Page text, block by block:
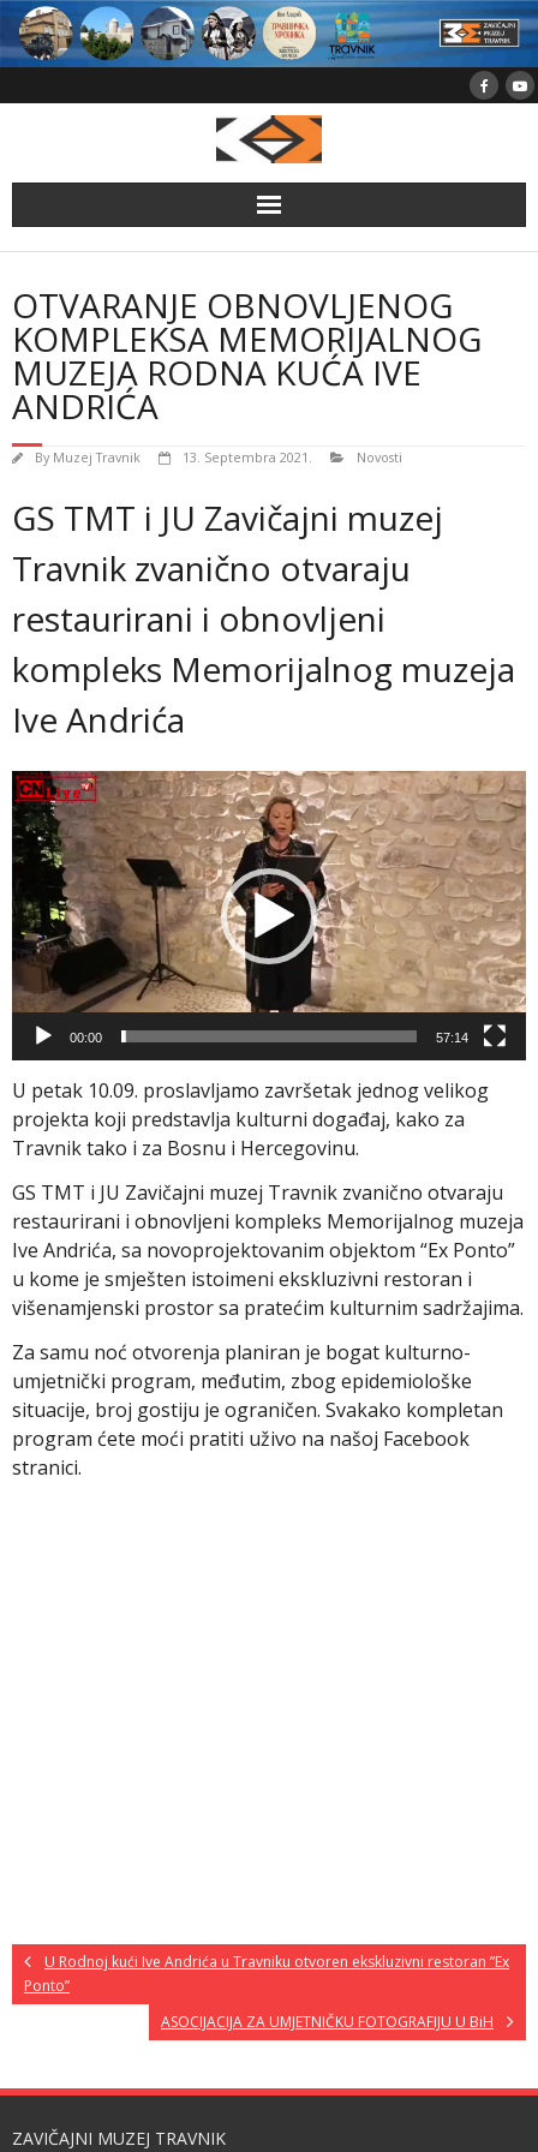
Skip
content
OTVARANJE OBNOVLJENOG
KOMPLEKSA MEMORIJALNOG
MUZEJA RODNA KUĆA IVE
ANDRIĆA
By Muzej Travnik 13. Septembra 2021. Novosti
GS TMT i JU Zavičajni muzej
Travnik zvanično otvaraju
restaurirani i obnovljeni
kompleks Memorijalnog muzeja
Ive Andrića
Video
Player
00:00 57:14
U petak 10.09. proslavljamo završetak jednog velikog
projekta koji predstavlja kulturni događaj, kako za
Travnik tako i za Bosnu i Hercegovinu.
GS TMT i JU Zavičajni muzej Travnik zvanično otvaraju
restaurirani i obnovljeni kompleks Memorijalnog muzeja
Ive Andrića, sa novoprojektovanim objektom “Ex Ponto”
u kome je smješten istoimeni ekskluzivni restoran i
višenamjenski prostor sa pratećim kulturnim sadržajima.
Za samu noć otvorenja planiran je bogat kulturno-
umjetnički program, međutim, zbog epidemiološke
situacije, broj gostiju je ograničen. Svakako kompletan
program ćete moći pratiti uživo na našoj Facebook
stranici.
U Rodnoj kući Ive Andrića u Travniku otvoren ekskluzivni restoran ”Ex
Ponto”
ASOCIJACIJA ZA UMJETNIČKU FOTOGRAFIJU U BiH
ZAVIČAJNI MUZEJ TRAVNIK